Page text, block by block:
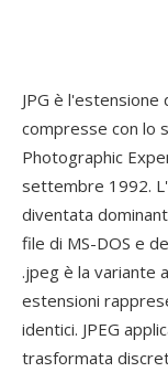
JPG è
compresse con lo
Photographic
settembre 1992.
diventata
file di MS-DOS e
.jpeg è la variante
estensioni
identici. JPEG
trasformata